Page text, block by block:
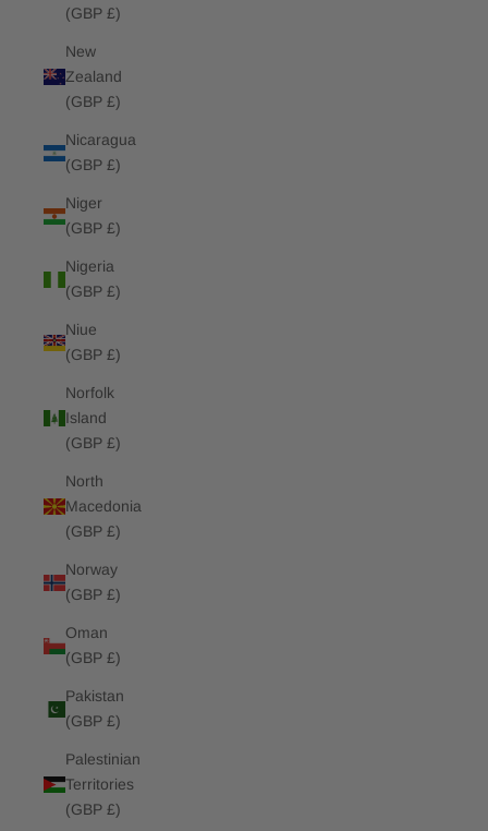
(GBP £)
New
Zealand
(GBP £)
Nicaragua
(GBP £)
Niger
(GBP £)
Nigeria
(GBP £)
Niue
(GBP £)
Norfolk
Island
(GBP £)
North
Macedonia
(GBP £)
Norway
(GBP £)
Oman
(GBP £)
Pakistan
(GBP £)
Palestinian
Territories
(GBP £)